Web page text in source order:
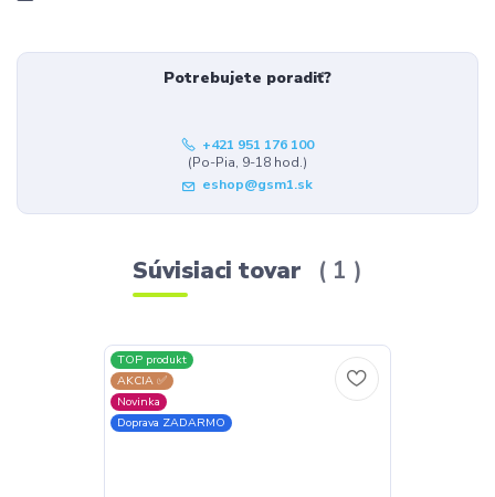
Potrebujete poradiť?
+421 951 176 100
(Po-Pia, 9-18 hod.)
eshop@gsm1.sk
Súvisiaci tovar 1
TOP produkt
AKCIA ✅
Novinka
Doprava ZADARMO